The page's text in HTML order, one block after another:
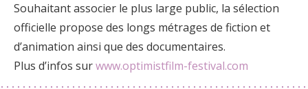
Souhaitant associer le plus large public, la sélection
officielle propose des longs métrages de fiction et
d’animation ainsi que des documentaires.
Plus d’infos surwww.optimistfilm-festival.com